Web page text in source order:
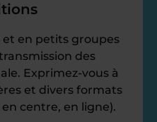
et en petits groupes
des
Exprimez-vous à
et divers formats
centre, en ligne).